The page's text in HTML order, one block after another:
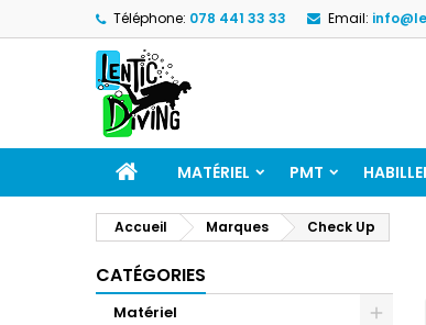
Téléphone: 078 441 33 33 Email:
MATÉRIEL PMT
Accueil Marques Check Up
CATÉGORIES
Matériel